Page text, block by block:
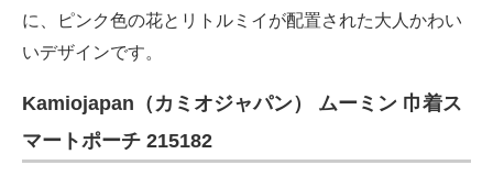
に、ピンク色の花とリトルミイが配置された大人かわい
いデザインです。
Kamiojapan（カミオジャパン） ムーミン 巾着ス
マートポーチ 215182